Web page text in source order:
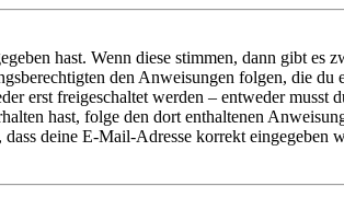
hast. Wenn diese stimmen, dann gibt es
den Anweisungen folgen, die
erst freigeschaltet werden – entweder musst
hast, folge den dort enthaltenen
deine E-Mail-Adresse korrekt eingegeben